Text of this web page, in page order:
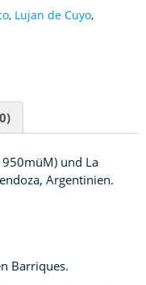
, Lujan de Cuyo,
und La
Argentinien.
Barriques.